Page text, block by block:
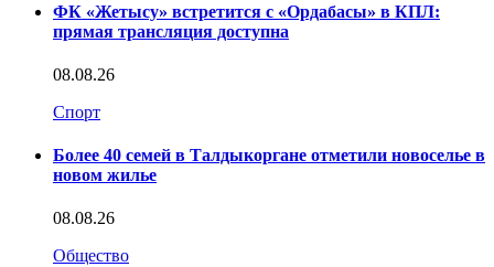
ФК «Жетысу» встретится с «Ордабасы» в КПЛ:
прямая трансляция доступна
08.08.26
Спорт
Более 40 семей в Талдыкоргане отметили новоселье в
новом жилье
08.08.26
Общество